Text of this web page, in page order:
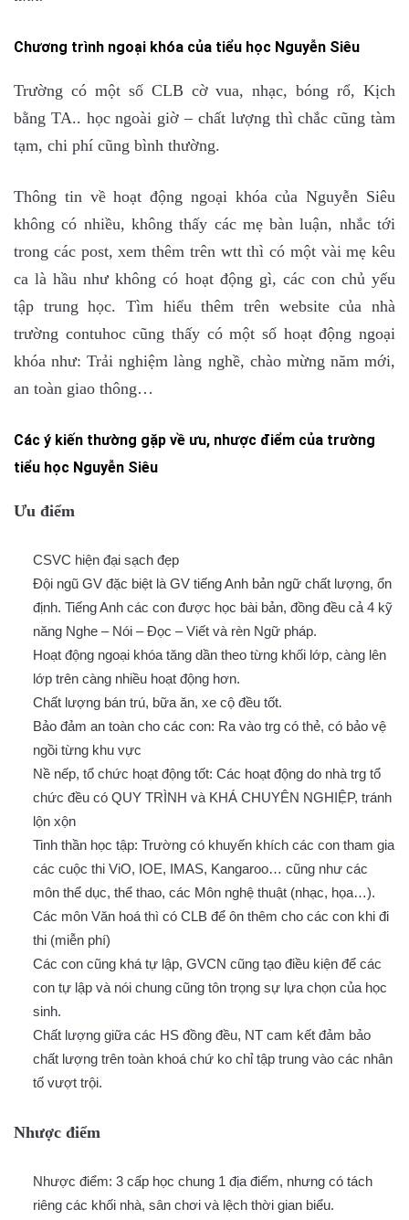
Chương trình ngoại khóa của tiểu học Nguyễn Siêu
Trường có một số CLB cờ vua, nhạc, bóng rổ, Kịch
bằng TA.. học ngoài giờ – chất lượng thì chắc cũng tàm
tạm, chi phí cũng bình thường.
Thông tin về hoạt động ngoại khóa của Nguyễn Siêu
không có nhiều, không thấy các mẹ bàn luận, nhắc tới
trong các post, xem thêm trên wtt thì có một vài mẹ kêu
ca là hầu như không có hoạt động gì, các con chủ yếu
tập trung học. Tìm hiểu thêm trên website của nhà
trường contuhoc cũng thấy có một số hoạt động ngoại
khóa như: Trải nghiệm làng nghề, chào mừng năm mới,
an toàn giao thông…
Các ý kiến thường gặp về ưu, nhược điểm của trường
tiểu học Nguyễn Siêu
Ưu điểm
CSVC hiện đại sạch đẹp
Đội ngũ GV đặc biệt là GV tiếng Anh bản ngữ chất lượng, ổn
định. Tiếng Anh các con được học bài bản, đồng đều cả 4 kỹ
năng Nghe – Nói – Đọc – Viết và rèn Ngữ pháp.
Hoạt động ngoại khóa tăng dần theo từng khối lớp, càng lên
lớp trên càng nhiều hoạt động hơn.
Chất lượng bán trú, bữa ăn, xe cộ đều tốt.
Bảo đảm an toàn cho các con: Ra vào trg có thẻ, có bảo vệ
ngồi từng khu vực
Nề nếp, tổ chức hoạt động tốt: Các hoạt động do nhà trg tổ
chức đều có QUY TRÌNH và KHÁ CHUYÊN NGHIỆP, tránh
lộn xộn
Tinh thần học tập: Trường có khuyến khích các con tham gia
các cuộc thi ViO, IOE, IMAS, Kangaroo… cũng như các
môn thể dục, thể thao, các Môn nghệ thuật (nhạc, họa…).
Các môn Văn hoá thì có CLB để ôn thêm cho các con khi đi
thi (miễn phí)
Các con cũng khá tự lập, GVCN cũng tạo điều kiện để các
con tự lập và nói chung cũng tôn trọng sự lựa chọn của học
sinh.
Chất lượng giữa các HS đồng đều, NT cam kết đảm bảo
chất lượng trên toàn khoá chứ ko chỉ tập trung vào các nhân
tố vượt trội.
Nhược điểm
Nhược điểm: 3 cấp học chung 1 địa điểm, nhưng có tách
riêng các khối nhà, sân chơi và lệch thời gian biểu.